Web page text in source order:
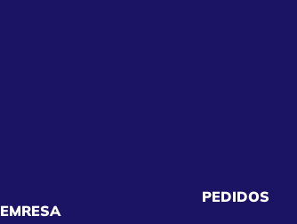
EMRESA
PEDIDOS